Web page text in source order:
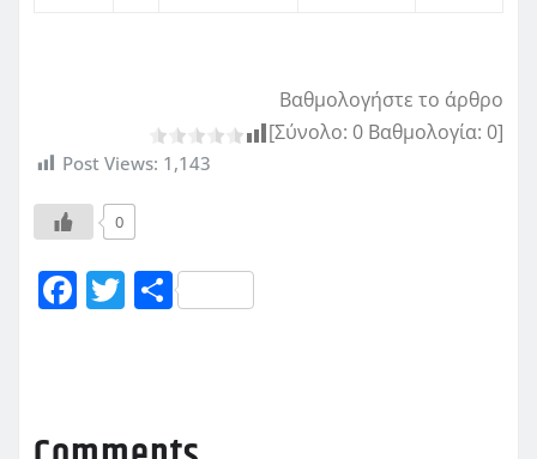
Βαθμολογήστε το άρθρο
[Σύνολο: 0 Βαθμολογία: 0]
Post Views: 1,143
0
F
b
T
r
Μ
σ